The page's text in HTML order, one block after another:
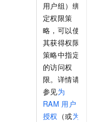
用户组）绑
定权限策
略，可以使
其获得权限
策略中指定
的访问权
限。详情请
参见为
RAM 用户
授权 （或为